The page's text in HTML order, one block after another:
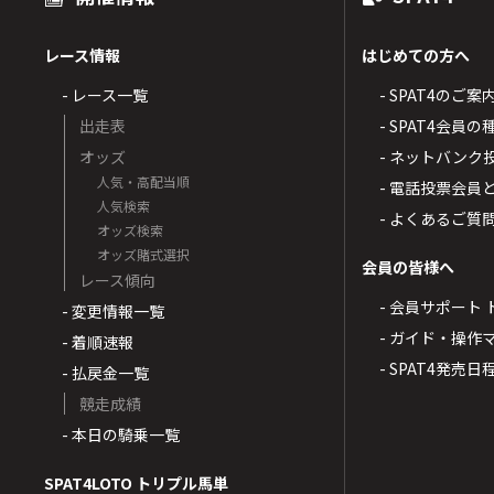
レース情報
- レース一覧
出走表
オッズ
人気・高配当順
人気検索
オッズ検索
オッズ賭式選択
レース傾向
- 変更情報一覧
- 着順速報
- 払戻金一覧
競走成績
- 本日の騎乗一覧
SPAT4LOTO トリプル馬単
はじめての方へ
- SPAT4のご案
- SPAT4会員の
- ネットバンク
- 電話投票会員
- よくあるご質
会員の皆様へ
- 会員サポート
- ガイド・操作
- SPAT4発売日